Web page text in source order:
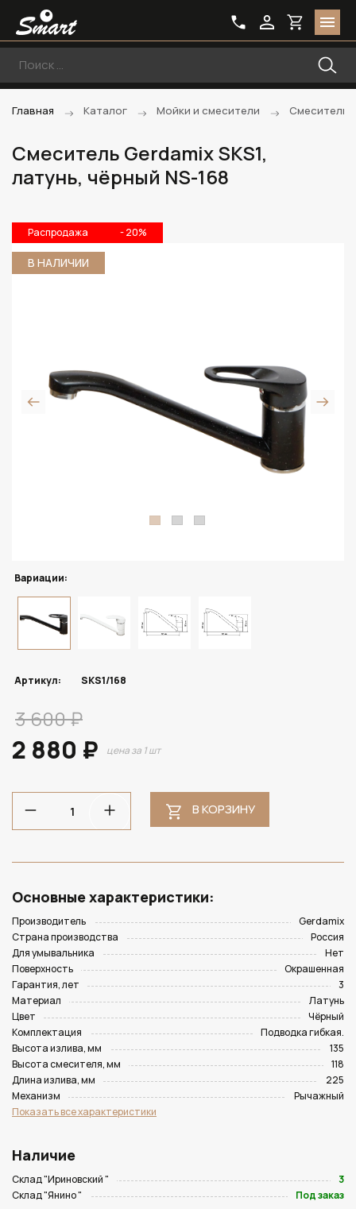
Главная Каталог Мойки и смесители Смесители
Смеситель Gerdamix SKS1,
латунь, чёрный NS-168
Распродажа - 20%
В НАЛИЧИИ
Вариации:
Артикул: SKS1/168
3 600 ₽
2 880 ₽ цена за 1 шт
В КОРЗИНУ
Основные характеристики:
Производитель
Gerdamix
Страна производства
Россия
Для умывальника
Нет
Поверхность
Окрашенная
Гарантия, лет
3
Материал
Латунь
Цвет
Чёрный
Комплектация
Подводка гибкая.
Высота излива, мм
135
Высота смесителя, мм
118
Длина излива, мм
225
Механизм
Рычажный
Показать все характеристики
Наличие
Склад "Ириновский "
3
Склад "Янино "
Под заказ